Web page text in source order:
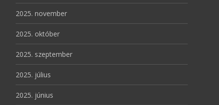
2025. november
2025. október
2025. szeptember
2025. július
2025. június